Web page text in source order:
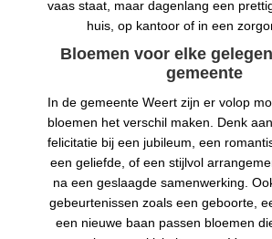
vaas staat, maar dagenlang een
huis, op kantoor of in een
Bloemen voor elke
gemeente
In de gemeente Weert zijn er volop
bloemen het verschil maken. Denk
felicitatie bij een jubileum, een
een geliefde, of een stijlvol
na een geslaagde samenwerking.
gebeurtenissen zoals een geboorte,
een nieuwe baan passen bloemen